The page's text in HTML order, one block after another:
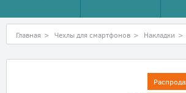
Главная > Чехлы для смартфонов > Накладки >